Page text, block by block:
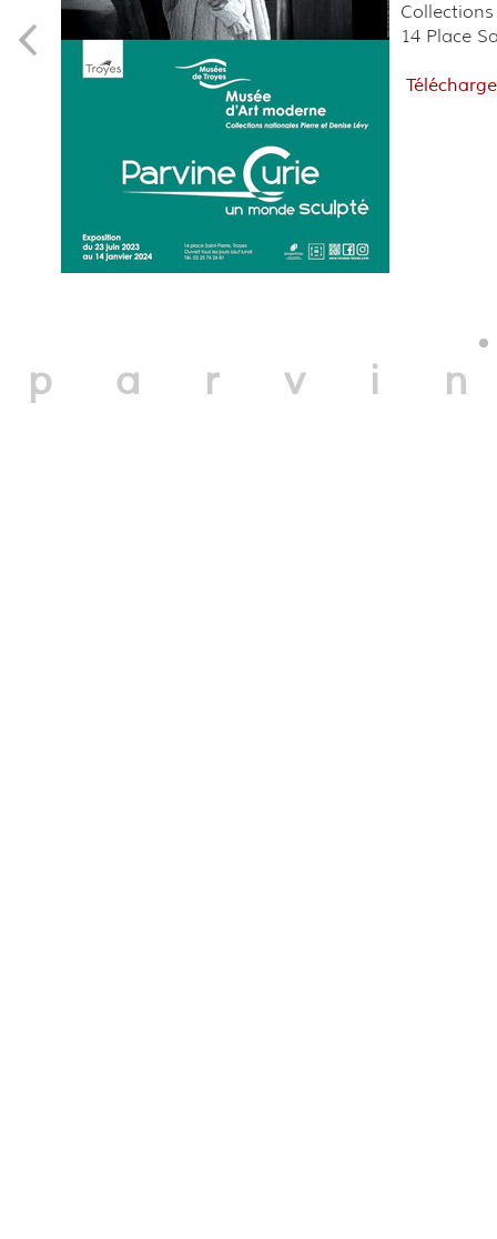
14 Place